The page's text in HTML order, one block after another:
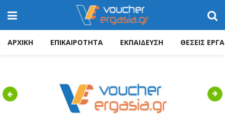
ΑΡΧΙΚΗ ΕΠΙΚΑΙΡΟΤΗΤΑ ΕΚΠΑΙΔΕΥΣΗ ΘΕΣΕΙΣ
Previous